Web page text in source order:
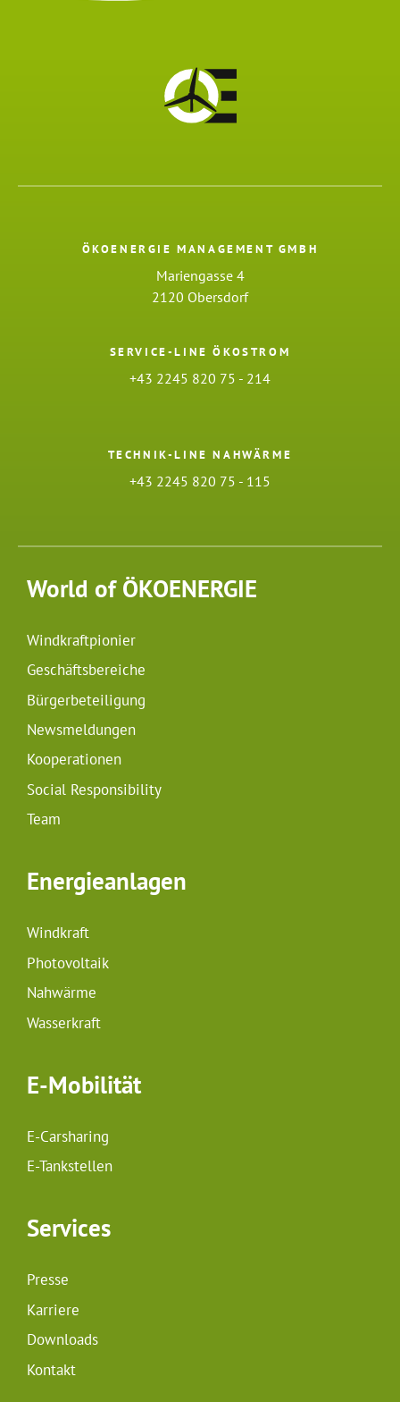
ÖKOENERGIE MANAGEMENT GMBH
Mariengasse 4
2120 Obersdorf
SERVICE-LINE ÖKOSTROM
+43 2245 820 75 - 214
TECHNIK-LINE NAHWÄRME
+43 2245 820 75 - 115
World of ÖKOENERGIE
Windkraftpionier
Geschäftsbereiche
Bürgerbeteiligung
Newsmeldungen
Kooperationen
Social Responsibility
Team
Energieanlagen
Windkraft
Photovoltaik
Nahwärme
Wasserkraft
E-Mobilität
E-Carsharing
E-Tankstellen
Services
Presse
Karriere
Downloads
Kontakt